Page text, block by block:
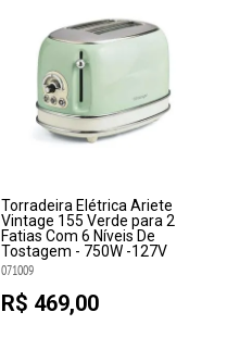
Torradeira Elétrica Ariete
Vintage 155 Verde para 2
Fatias Com 6 Níveis De
Tostagem - 750W -127V
071009
R$ 469,00